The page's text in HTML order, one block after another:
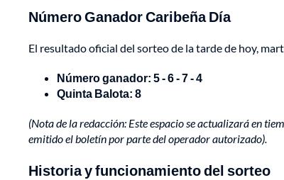
Número Ganador Caribeña Día
El resultado oficial del sorteo de la tarde de hoy,
Número ganador: 5 - 6 - 7 - 4
Quinta Balota: 8
(Nota de la redacción: Este espacio se actualizará en
emitido el boletín por parte del operador autorizado).
Historia y funcionamiento del sorteo